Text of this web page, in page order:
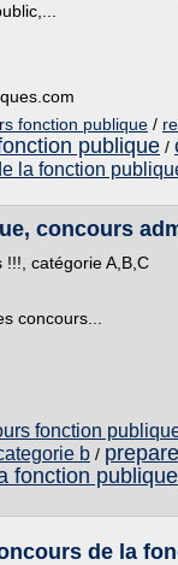
fonction publique /
publique /
la fonction
concours
catégorie A,B,C
concours...
fonction
b /
fonction publique
de la